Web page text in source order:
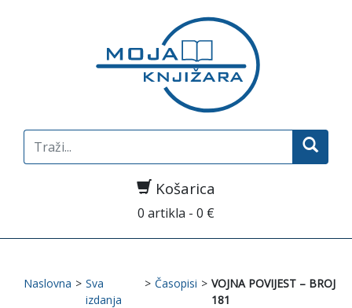
Search
for:
Košarica
0 artikla - 0 €
Naslovna > Sva
izdanja
> Časopisi > VOJNA POVIJEST – BROJ
181